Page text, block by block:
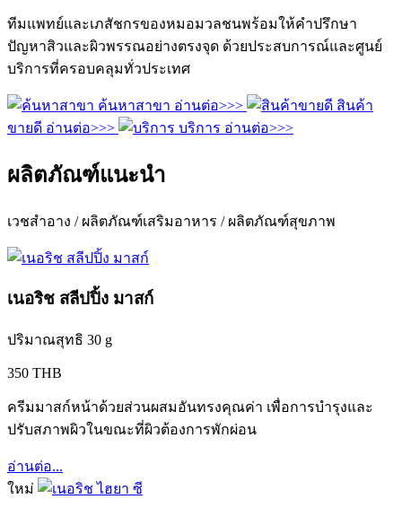
ทีมแพทย์และเภสัชกรของหมอมวลชนพร้อมให้คำปรึกษา
ปัญหาสิวและผิวพรรณอย่างตรงจุด ด้วยประสบการณ์และศูนย์
บริการที่ครอบคลุมทั่วประเทศ
ค้นหาสาขา อ่านต่อ>>>
สินค้า
ขายดี อ่านต่อ>>> บริการ อ่านต่อ>>>
ผลิตภัณฑ์แนะนำ
เวชสำอาง / ผลิตภัณฑ์เสริมอาหาร / ผลิตภัณฑ์สุขภาพ
เนอริช สลีปปิ้ง มาสก์
ปริมาณสุทธิ 30 g
350 THB
ครีมมาสก์หน้าด้วยส่วนผสมอันทรงคุณค่า เพื่อการบำรุงและ
ปรับสภาพผิวในขณะที่ผิวต้องการพักผ่อน
อ่านต่อ...
ใหม่